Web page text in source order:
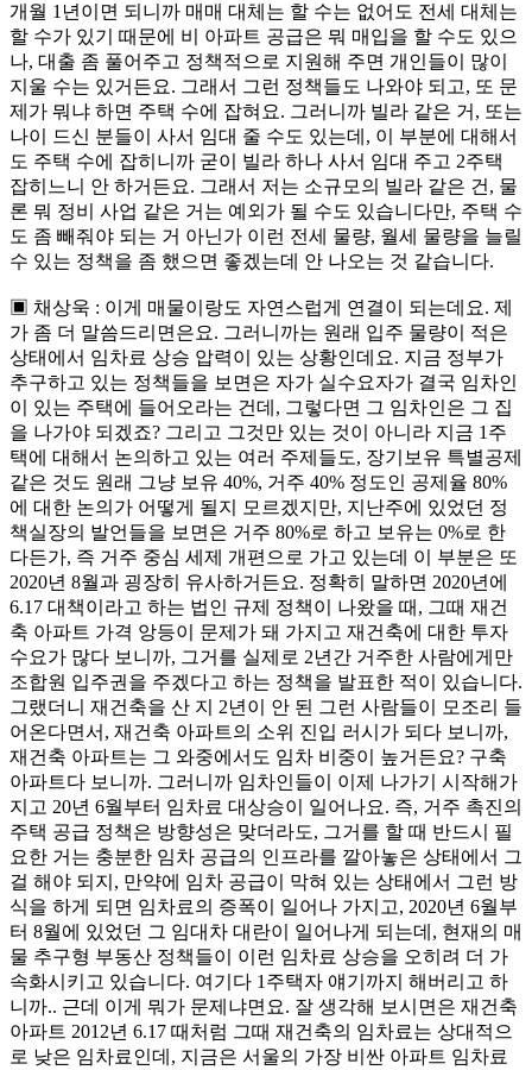
개월 1년이면 되니까 매매 대체는 할 수는 없어도 전세 대체는
할 수가 있기 때문에 비 아파트 공급은 뭐 매입을 할 수도 있으
나, 대출 좀 풀어주고 정책적으로 지원해 주면 개인들이 많이
지울 수는 있거든요. 그래서 그런 정책들도 나와야 되고, 또 문
제가 뭐냐 하면 주택 수에 잡혀요. 그러니까 빌라 같은 거, 또는
나이 드신 분들이 사서 임대 줄 수도 있는데, 이 부분에 대해서
도 주택 수에 잡히니까 굳이 빌라 하나 사서 임대 주고 2주택
잡히느니 안 하거든요. 그래서 저는 소규모의 빌라 같은 건, 물
론 뭐 정비 사업 같은 거는 예외가 될 수도 있습니다만, 주택 수
도 좀 빼줘야 되는 거 아닌가 이런 전세 물량, 월세 물량을 늘릴
수 있는 정책을 좀 했으면 좋겠는데 안 나오는 것 같습니다.
▣ 채상욱 : 이게 매물이랑도 자연스럽게 연결이 되는데요. 제
가 좀 더 말씀드리면은요. 그러니까는 원래 입주 물량이 적은
상태에서 임차료 상승 압력이 있는 상황인데요. 지금 정부가
추구하고 있는 정책들을 보면은 자가 실수요자가 결국 임차인
이 있는 주택에 들어오라는 건데, 그렇다면 그 임차인은 그 집
을 나가야 되겠죠? 그리고 그것만 있는 것이 아니라 지금 1주
택에 대해서 논의하고 있는 여러 주제들도, 장기보유 특별공제
같은 것도 원래 그냥 보유 40%, 거주 40% 정도인 공제율 80%
에 대한 논의가 어떻게 될지 모르겠지만, 지난주에 있었던 정
책실장의 발언들을 보면은 거주 80%로 하고 보유는 0%로 한
다든가, 즉 거주 중심 세제 개편으로 가고 있는데 이 부분은 또
2020년 8월과 굉장히 유사하거든요. 정확히 말하면 2020년에
6.17 대책이라고 하는 법인 규제 정책이 나왔을 때, 그때 재건
축 아파트 가격 앙등이 문제가 돼 가지고 재건축에 대한 투자
수요가 많다 보니까, 그거를 실제로 2년간 거주한 사람에게만
조합원 입주권을 주겠다고 하는 정책을 발표한 적이 있습니다.
그랬더니 재건축을 산 지 2년이 안 된 그런 사람들이 모조리 들
어온다면서, 재건축 아파트의 소위 진입 러시가 되다 보니까,
재건축 아파트는 그 와중에서도 임차 비중이 높거든요? 구축
아파트다 보니까. 그러니까 임차인들이 이제 나가기 시작해가
지고 20년 6월부터 임차료 대상승이 일어나요. 즉, 거주 촉진의
주택 공급 정책은 방향성은 맞더라도, 그거를 할 때 반드시 필
요한 거는 충분한 임차 공급의 인프라를 깔아놓은 상태에서 그
걸 해야 되지, 만약에 임차 공급이 막혀 있는 상태에서 그런 방
식을 하게 되면 임차료의 증폭이 일어나 가지고, 2020년 6월부
터 8월에 있었던 그 임대차 대란이 일어나게 되는데, 현재의 매
물 추구형 부동산 정책들이 이런 임차료 상승을 오히려 더 가
속화시키고 있습니다. 여기다 1주택자 얘기까지 해버리고 하
니까.. 근데 이게 뭐가 문제냐면요. 잘 생각해 보시면은 재건축
아파트 2012년 6.17 때처럼 그때 재건축의 임차료는 상대적으
로 낮은 임차료인데, 지금은 서울의 가장 비싼 아파트 임차료